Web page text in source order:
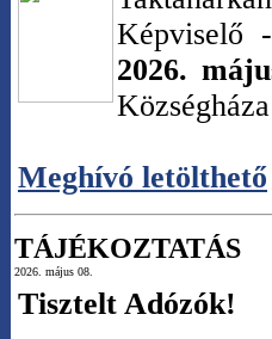
Képviselő
2026.
Meghívó letölthető
TÁJÉKOZTATÁS
2026. május 08.
Tisztelt Adózók!